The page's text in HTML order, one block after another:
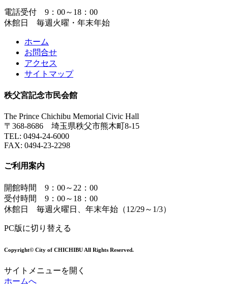
電話受付 9：00～18：00
休館日 毎週火曜・年末年始
ホーム
お問合せ
アクセス
サイトマップ
秩父宮記念市民会館
The Prince Chichibu Memorial Civic Hall
〒368-8686 埼玉県秩父市熊木町8-15
TEL: 0494-24-6000
FAX: 0494-23-2298
ご利用案内
開館時間 9：00～22：00
受付時間 9：00～18：00
休館日 毎週火曜日、年末年始（12/29～1/3）
PC版に切り替える
Copyright© City of CHICHIBU All Rights Reserved.
サイトメニューを開く
ホームへ